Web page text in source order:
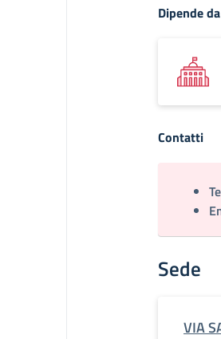
Dipende da
Contatti
Sede
VIA